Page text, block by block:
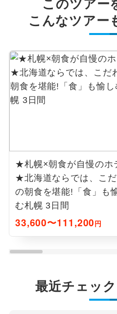
このツアー
こんなツアー
★札幌×朝食が自慢のホ
★北海道ならでは、こだ
の朝食を堪能!「食」も
む札幌 3日間
33,600〜111,200円
最近チェッ